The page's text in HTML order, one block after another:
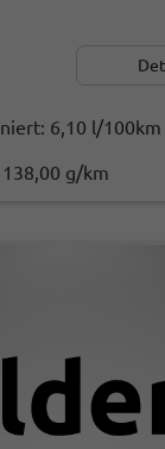
6,10 l/100km
138,00 g/km